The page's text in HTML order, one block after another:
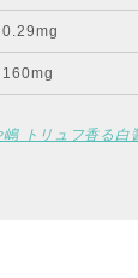
0.29mg
160mg
トリュフ香る白